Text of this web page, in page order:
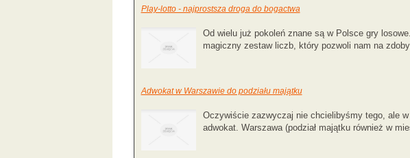
Play-lotto - najprostsza droga do bogactwa
Od wielu już pokoleń znane są w Polsce gry
magiczny zestaw liczb, który pozwoli nam na
Adwokat w Warszawie do podziału majątku
Oczywiście zazwyczaj nie chcielibyśmy tego, ale
adwokat. Warszawa (podział majątku również w